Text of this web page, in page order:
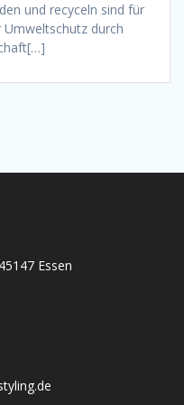
und recyceln sind für
durch
Essen